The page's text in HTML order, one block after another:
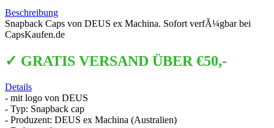
Beschreibung
Snapback Caps von DEUS ex Machina. Sofort verfÃ¼gbar bei
CapsKaufen.de
✓ GRATIS VERSAND ÜBER €50,-
Details
- mit logo von DEUS
- Typ: Snapback cap
- Produzent: DEUS ex Machina (Australien)